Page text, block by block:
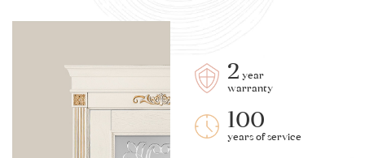
2 year
warranty
100
years of service